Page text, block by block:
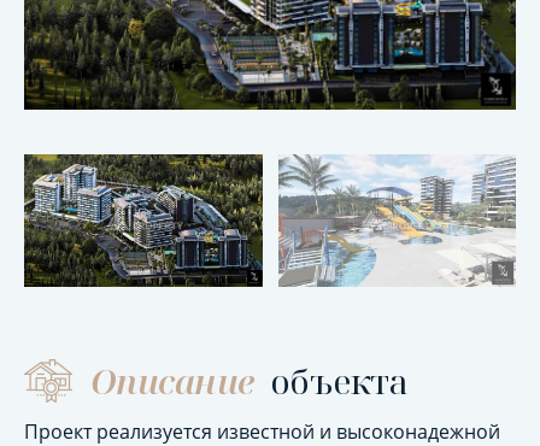
Описание объекта
Проект реализуется известной и высоконадежной